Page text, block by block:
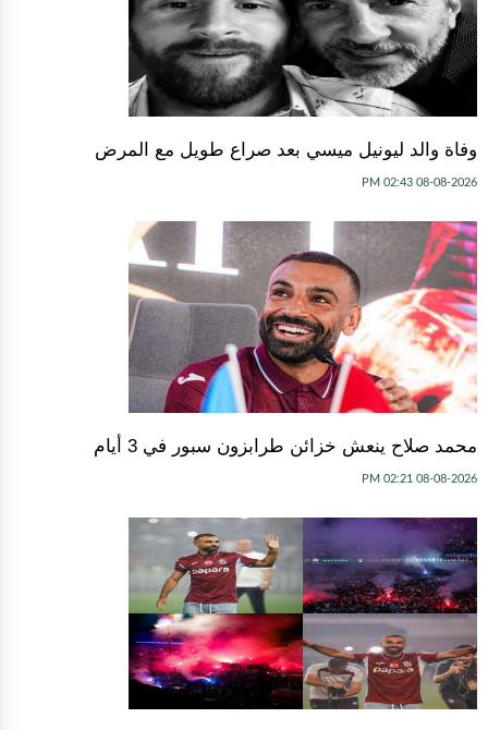
وفاة والد ليونيل ميسي بعد صراع طويل مع المرض
08-08-2026 02:43 PM
محمد صلاح ينعش خزائن طرابزون سبور في 3 أيام
08-08-2026 02:21 PM